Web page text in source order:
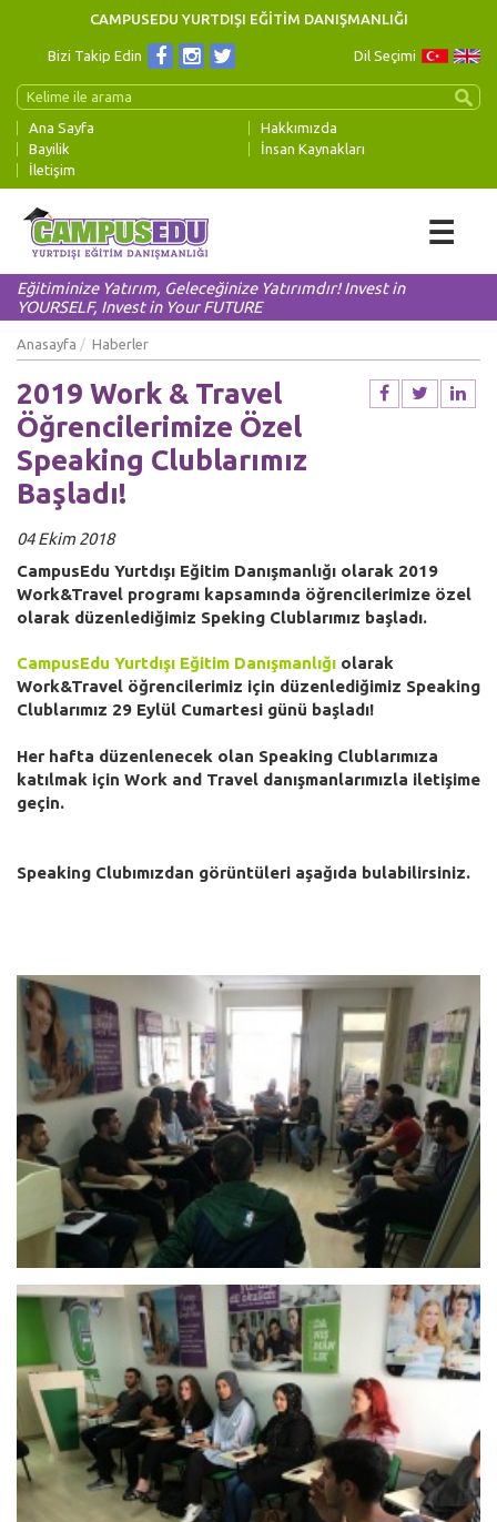
CAMPUSEDU YURTDIŞI EĞİTİM DANIŞMANLIĞI
Dil Seçimi
Bizi Takip Edin
Ana Sayfa
Hakkımızda
Bayilik
İnsan Kaynakları
İletişim
☰
Eğitiminize Yatırım, Geleceğinize Yatırımdır! Invest in
YOURSELF, Invest in Your FUTURE
Anasayfa Haberler
2019 Work & Travel
Öğrencilerimize Özel
Speaking Clublarımız
Başladı!
04 Ekim 2018
CampusEdu Yurtdışı Eğitim Danışmanlığı olarak 2019
Work&Travel programı kapsamında öğrencilerimize özel
olarak düzenlediğimiz Speking Clublarımız başladı.
CampusEdu Yurtdışı Eğitim Danışmanlığı olarak
Work&Travel öğrencilerimiz için düzenlediğimiz Speaking
Clublarımız 29 Eylül Cumartesi günü başladı!
Her hafta düzenlenecek olan Speaking Clublarımıza
katılmak için Work and Travel danışmanlarımızla iletişime
geçin.
Speaking Clubımızdan görüntüleri aşağıda bulabilirsiniz.